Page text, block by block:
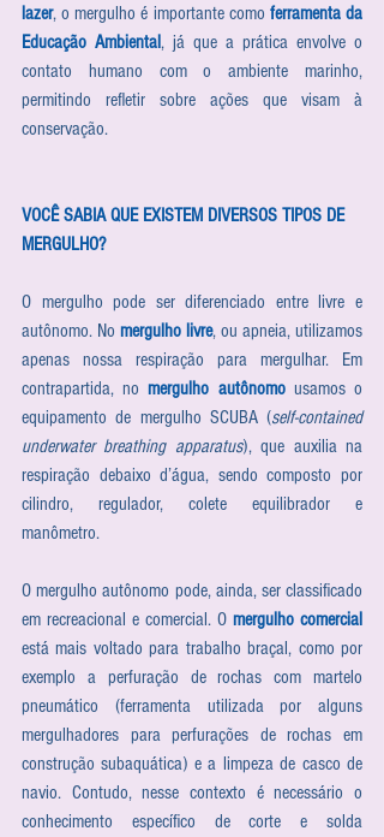
lazer, o mergulho é importante como ferramenta da
Educação Ambiental, já que a prática envolve o
contato humano com o ambiente marinho,
permitindo refletir sobre ações que visam à
conservação.
VOCÊ SABIA QUE EXISTEM DIVERSOS TIPOS DE
MERGULHO?
O mergulho pode ser diferenciado entre livre e
autônomo. No mergulho livre, ou apneia, utilizamos
apenas nossa respiração para mergulhar. Em
contrapartida, no mergulho autônomo usamos o
equipamento de mergulho SCUBA (self-contained
underwater breathing apparatus), que auxilia na
respiração debaixo d’água, sendo composto por
cilindro, regulador, colete equilibrador e
manômetro.
O mergulho autônomo pode, ainda, ser classificado
em recreacional e comercial. O mergulho comercial
está mais voltado para trabalho braçal, como por
exemplo a perfuração de rochas com martelo
pneumático (ferramenta utilizada por alguns
mergulhadores para perfurações de rochas em
construção subaquática) e a limpeza de casco de
navio. Contudo, nesse contexto é necessário o
conhecimento específico de corte e solda